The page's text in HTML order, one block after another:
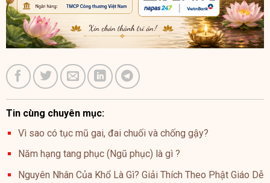
Tin cùng chuyên mục:
Vì sao có tục mũ gai, đai chuối và chống gậy?
Năm hạng tang phục (Ngũ phục) là gì ?
Nguyên Nhân Của Khổ Là Gì? Giải Thích Theo Phật Giáo Dễ